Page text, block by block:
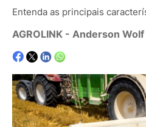
Entenda as principais
AGROLINK - Anderson